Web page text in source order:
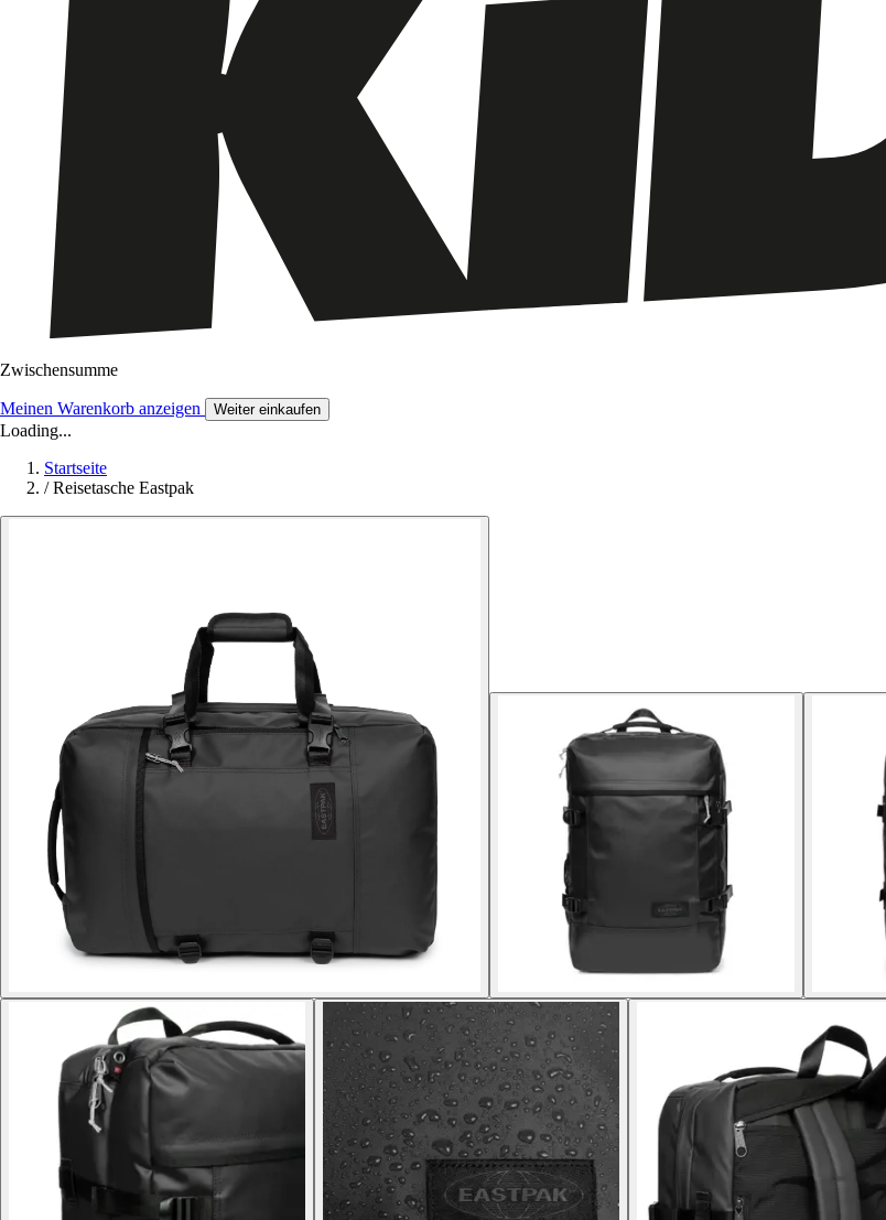
Zwischensumme
Meinen Warenkorb anzeigen Weiter einkaufen
Loading...
Startseite
/ Reisetasche Eastpak